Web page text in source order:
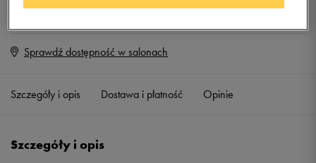
Rozmiary EU
Sprawdź dostępność w salonach
Szczegóły i opis Dostawa i płatność Opinie
Szczegóły i opis